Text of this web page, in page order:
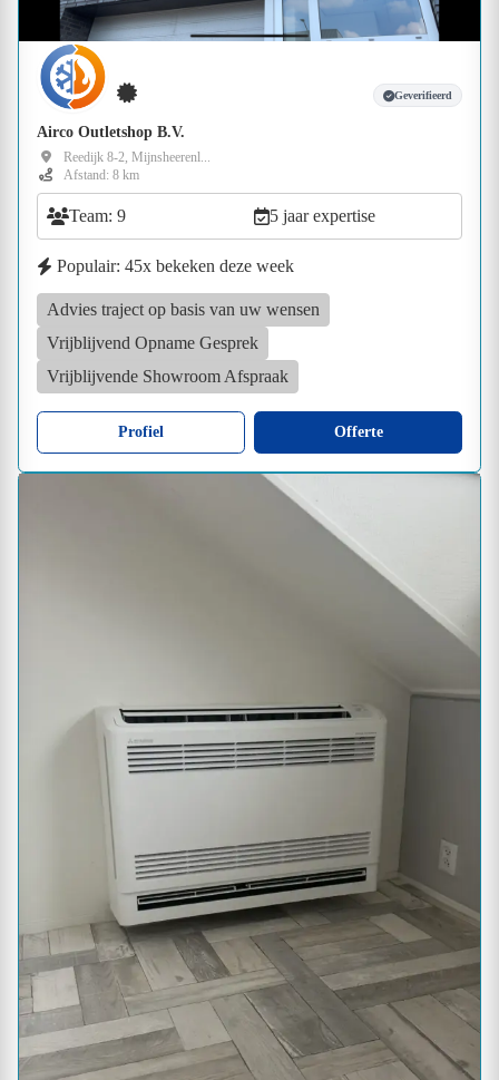
Geverifieerd
Airco Outletshop B.V.
Reedijk 8-2, Mijnsheerenl...
Afstand: 8 km
Team: 9 5 jaar expertise
Populair: 45x bekeken deze week
Advies traject op basis van uw wensen
Vrijblijvend Opname Gesprek
Vrijblijvende Showroom Afspraak
Profiel Offerte